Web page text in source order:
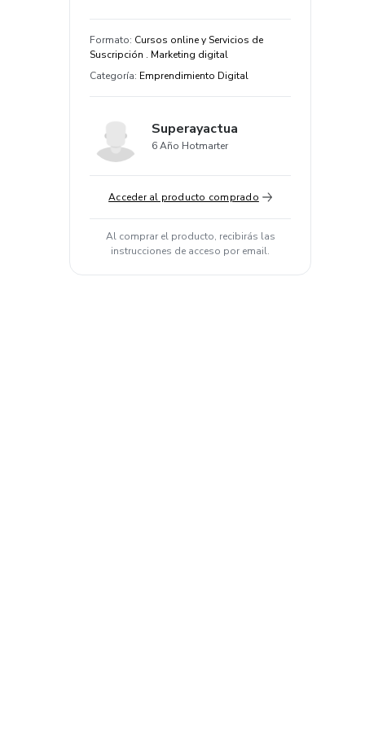
Formato: Cursos online y Servicios de
Suscripción . Marketing digital
Categoría: Emprendimiento Digital
Superayactua
6 Año Hotmarter
Acceder al producto comprado
Al comprar el producto, recibirás las
instrucciones de acceso por email.